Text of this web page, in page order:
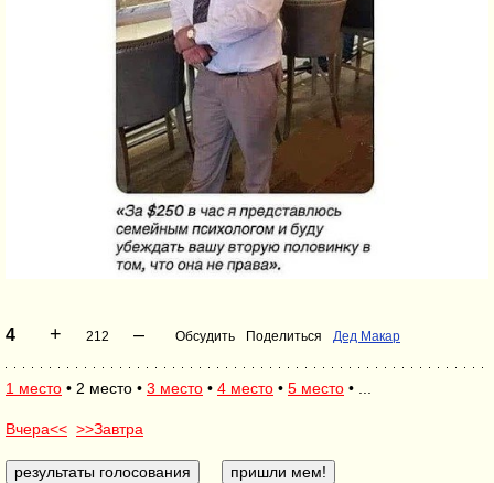
4 + 212 – Обсудить Поделиться Дед Макар
1 место • 2 место • 3 место • 4 место • 5 место • ...
Вчера<< >>Завтра